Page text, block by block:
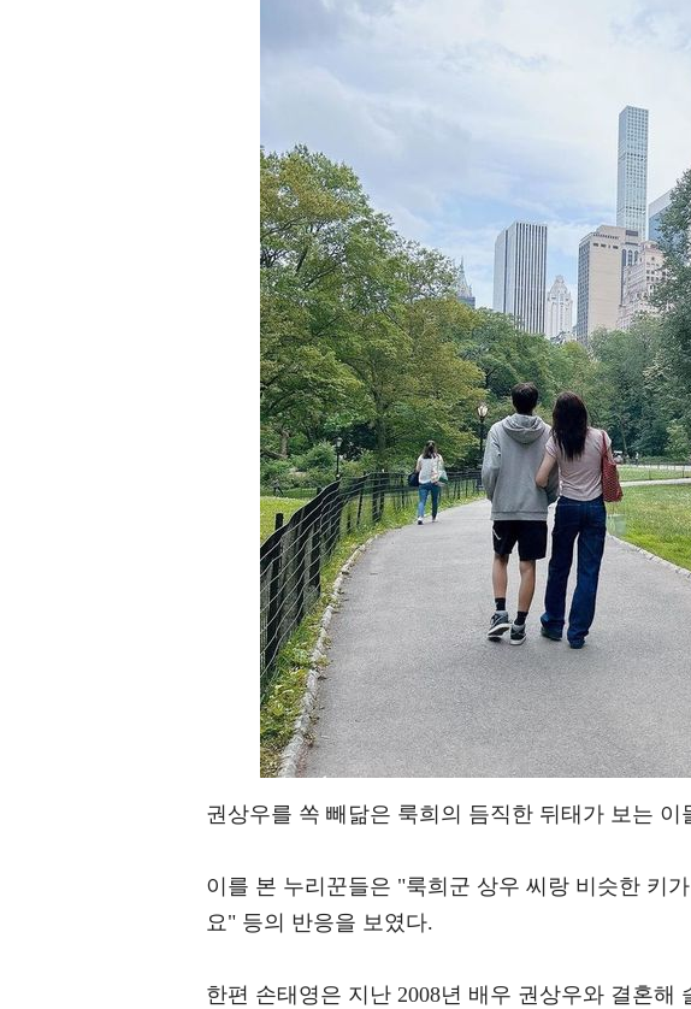
권상우를 쏙 빼닮은 룩희의 듬직한 뒤태가 보는
이를 본 누리꾼들은 "룩희군 상우 씨랑 비슷한 키
요" 등의 반응을 보였다.
한편 손태영은 지난 2008년 배우 권상우와 결혼해